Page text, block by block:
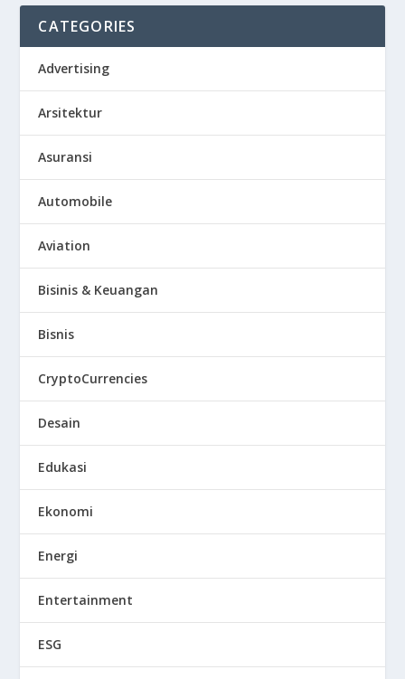
CATEGORIES
Advertising
Arsitektur
Asuransi
Automobile
Aviation
Bisinis & Keuangan
Bisnis
CryptoCurrencies
Desain
Edukasi
Ekonomi
Energi
Entertainment
ESG